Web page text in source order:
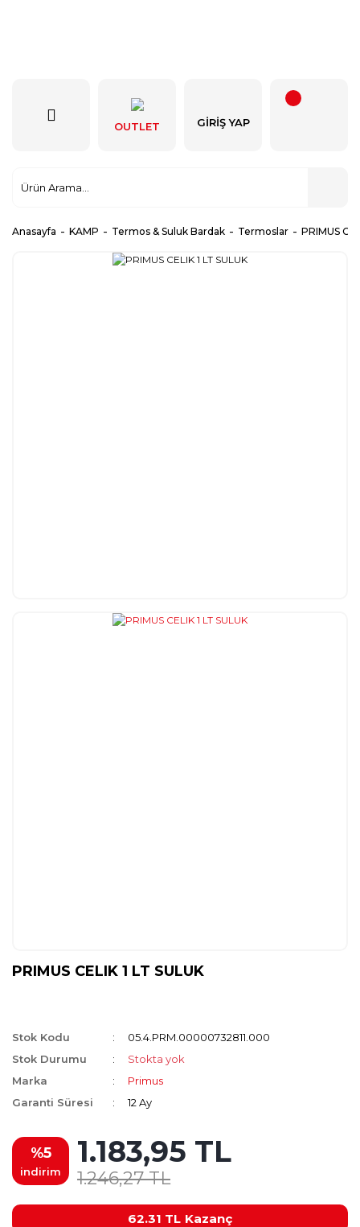
OUTLET GIRIŞ YAP
Anasayfa KAMP Termos & Suluk Bardak Termoslar PRIMUS
PRIMUS CELIK 1 LT SULUK
Stok Kodu
05.4.PRM.00000732811.000
Stok Durumu
Stokta yok
Marka
Primus
Garanti Süresi
12 Ay
%5
indirim
1.183,95 TL
1.246,27 TL
62.31 TL Kazanç